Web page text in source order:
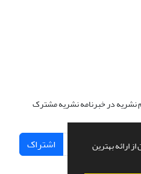
ارائه بهترین
نشریه در خبرنامه نشریه مشترک
اشتراک